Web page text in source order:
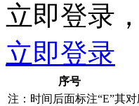
立即登录
立即登录
序号
注：时间后面标注“E”其